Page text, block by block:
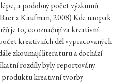
a podobný počet výzkumů
a Kaufman, 2008) Kde naopak
je to, co označují za kreativní
kreativních děl vypracovaných
zkoumají literaturu a dochází
rozdíly byly reportovány
produktu kreativní tvorby